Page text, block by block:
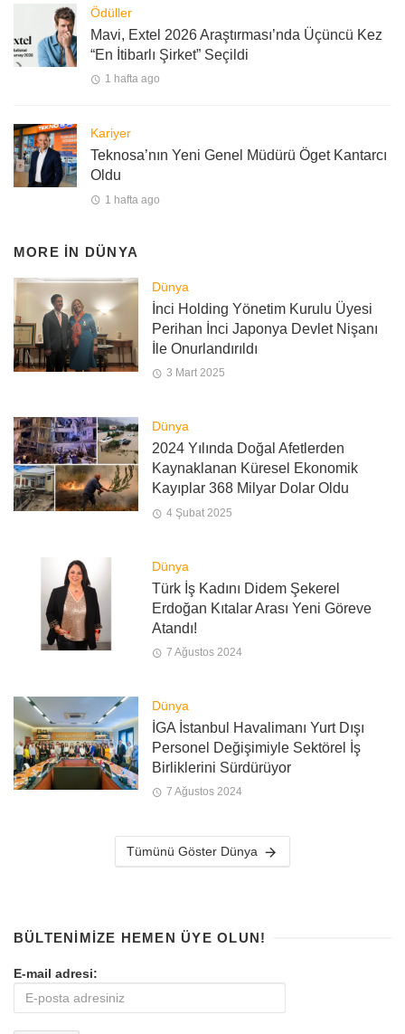
Ödüller
Mavi, Extel 2026 Araştırması’nda Üçüncü Kez
“En İtibarlı Şirket” Seçildi
1 hafta ago
Kariyer
Teknosa’nın Yeni Genel Müdürü Öget Kantarcı
Oldu
1 hafta ago
MORE IN DÜNYA
Dünya
İnci Holding Yönetim Kurulu Üyesi
Perihan İnci Japonya Devlet Nişanı
İle Onurlandırıldı
3 Mart 2025
Dünya
2024 Yılında Doğal Afetlerden
Kaynaklanan Küresel Ekonomik
Kayıplar 368 Milyar Dolar Oldu
4 Şubat 2025
Dünya
Türk İş Kadını Didem Şekerel
Erdoğan Kıtalar Arası Yeni Göreve
Atandı!
7 Ağustos 2024
Dünya
İGA İstanbul Havalimanı Yurt Dışı
Personel Değişimiyle Sektörel İş
Birliklerini Sürdürüyor
7 Ağustos 2024
Tümünü Göster Dünya
BÜLTENIMIZE HEMEN ÜYE OLUN!
E-mail adresi: